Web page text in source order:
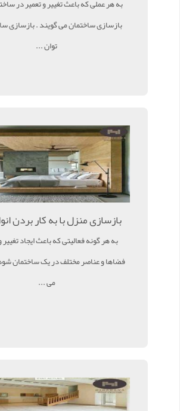
به هر عملی که باعث تغییر و تعمیر در
بازسازی ساختمان می گویند . بازسازی
توان ...
بازسازی منزل با به کار بردن
به هر گونه فعالیتی که باعث ایجاد تغییر
فضاها و عناصر مختلف در یک ساختمان
می ...